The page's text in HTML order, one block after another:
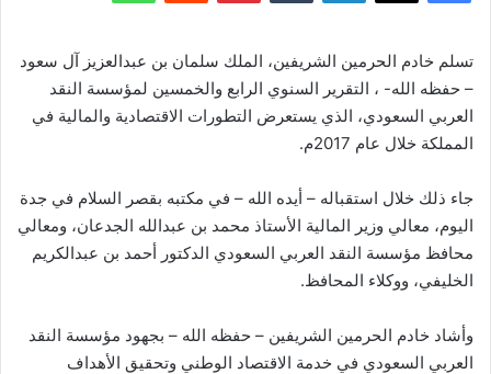
تسلم خادم الحرمين الشريفين، الملك سلمان بن عبدالعزيز آل سعود
– حفظه الله- ، التقرير السنوي الرابع والخمسين لمؤسسة النقد
العربي السعودي، الذي يستعرض التطورات الاقتصادية والمالية في
المملكة خلال عام 2017م.
جاء ذلك خلال استقباله – أيده الله – في مكتبه بقصر السلام في جدة
اليوم، معالي وزير المالية الأستاذ محمد بن عبدالله الجدعان، ومعالي
محافظ مؤسسة النقد العربي السعودي الدكتور أحمد بن عبدالكريم
الخليفي، ووكلاء المحافظ.
وأشاد خادم الحرمين الشريفين – حفظه الله – بجهود مؤسسة النقد
العربي السعودي في خدمة الاقتصاد الوطني وتحقيق الأهداف